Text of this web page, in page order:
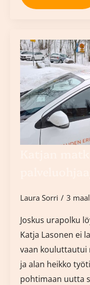
Laura Sorri 3
Joskus urapolku
Katja Lasonen ei
vaan kouluttautui
ja alan heikko
pohtimaan uutta